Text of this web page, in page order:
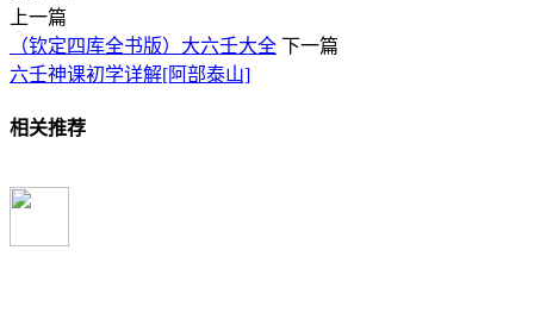
上一篇
（钦定四库全书版）大六壬大全 下一篇
六壬神课初学详解[阿部泰山]
相关推荐